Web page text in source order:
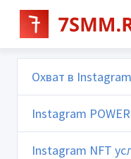
Охват в Instagram
Instagram
Instagram NFT